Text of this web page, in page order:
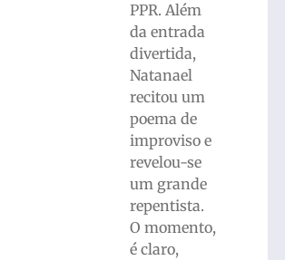
PPR. Além
da entrada
divertida,
Natanael
recitou um
poema de
improviso e
revelou-se
um grande
repentista.
O momento,
é claro,